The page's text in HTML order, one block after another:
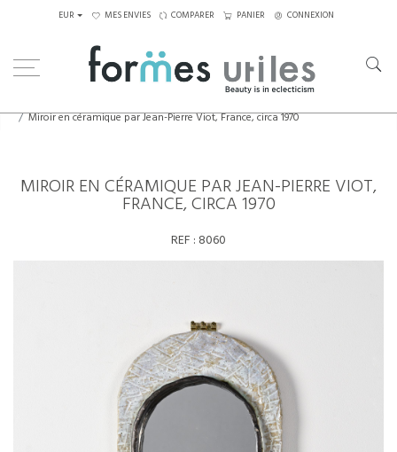
EUR MES ENVIES COMPARER PANIER CONNEXION
Miroir en céramique par Jean-Pierre Viot, France, circa 1970
MIROIR EN CÉRAMIQUE PAR JEAN-PIERRE VIOT,
FRANCE, CIRCA 1970
REF : 8060